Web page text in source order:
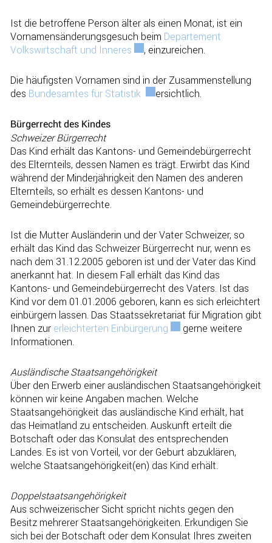
Ist die betroffene Person älter als einen Monat, ist ein
Vornamensänderungsgesuch beim Departement
Volkswirtschaft und Inneres Externer Link wird in einem
, einzureichen.
Die häufigsten Vornamen sind in der Zusammenstellung
des Bundesamtes für Statistik Externer Link wird in einem
ersichtlich.
Bürgerrecht des Kindes
Schweizer Bürgerrecht
Das Kind erhält das Kantons- und Gemeindebürgerrecht
des Elternteils, dessen Namen es trägt. Erwirbt das Kind
während der Minderjährigkeit den Namen des anderen
Elternteils, so erhält es dessen Kantons- und
Gemeindebürgerrechte.
Ist die Mutter Ausländerin und der Vater Schweizer, so
erhält das Kind das Schweizer Bürgerrecht nur, wenn es
nach dem 31.12.2005 geboren ist und der Vater das Kind
anerkannt hat. In diesem Fall erhält das Kind das
Kantons- und Gemeindebürgerrecht des Vaters. Ist das
Kind vor dem 01.01.2006 geboren, kann es sich erleichtert
einbürgern lassen. Das Staatssekretariat für Migration gibt
Ihnen zur erleichterten Einbürgerung Externer Link wird in
gerne weitere
Informationen.
Ausländische Staatsangehörigkeit
Über den Erwerb einer ausländischen Staatsangehörigkeit
können wir keine Angaben machen. Welche
Staatsangehörig­keit das ausländische Kind erhält, hat
das Heimatland zu entscheiden. Auskunft erteilt die
Botschaft oder das Konsulat des entsprechenden
Landes. Es ist von Vorteil, vor der Geburt abzuklären,
welche Staats­ange­hörigkeit(en) das Kind erhält.
Doppelstaatsangehörigkeit
Aus schweizerischer Sicht spricht nichts gegen den
Besitz mehrerer Staatsangehörigkeiten. Erkundigen Sie
sich bei der Botschaft oder dem Konsulat Ihres zweiten